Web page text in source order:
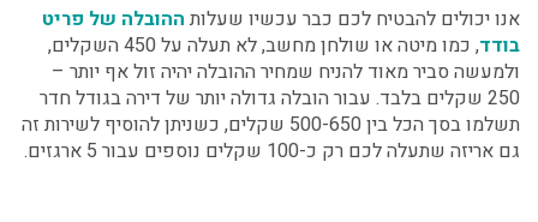
אנו יכולים להבטיח לכם כבר עכשיו שעלות ההובלה של פריט
בודד
, כמו מיטה או שולחן מחשב, לא תעלה על 450 השקלים,
ולמעשה סביר מאוד להניח שמחיר ההובלה יהיה זול אף יותר –
250 שקלים בלבד. עבור הובלה גדולה יותר של דירה בגודל חדר
תשלמו בסך הכל בין 500-650 שקלים, כשניתן להוסיף לשירות זה
גם אריזה שתעלה לכם רק כ-100 שקלים נוספים עבור 5 ארגזים.